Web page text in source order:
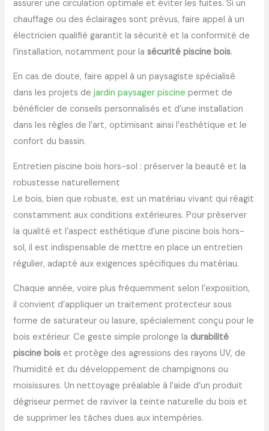
assurer une circulation optimale et éviter les fuites. Si un
chauffage ou des éclairages sont prévus, faire appel à un
électricien qualifié garantit la sécurité et la conformité de
l’installation, notamment pour lasécurité piscine bois.
En cas de doute, faire appel à un paysagiste spécialisé
dans les projets dejardin paysager piscine permet de
bénéficier de conseils personnalisés et d’une installation
dans les règles de l’art, optimisant ainsi l’esthétique et le
confort du bassin.
Entretien piscine bois hors-sol : préserver la beauté et la
robustesse naturellement
Le bois, bien que robuste, est un matériau vivant qui réagit
constamment aux conditions extérieures. Pour préserver
la qualité et l’aspect esthétique d’une piscine bois hors-
sol, il est indispensable de mettre en place un entretien
régulier, adapté aux exigences spécifiques du matériau.
Chaque année, voire plus fréquemment selon l’exposition,
il convient d’appliquer un traitement protecteur sous
forme de saturateur ou lasure, spécialement conçu pour le
bois extérieur. Ce geste simple prolonge ladurabilité
piscine bois et protège des agressions des rayons UV, de
l’humidité et du développement de champignons ou
moisissures. Un nettoyage préalable à l’aide d’un produit
dégriseur permet de raviver la teinte naturelle du bois et
de supprimer les tâches dues aux intempéries.